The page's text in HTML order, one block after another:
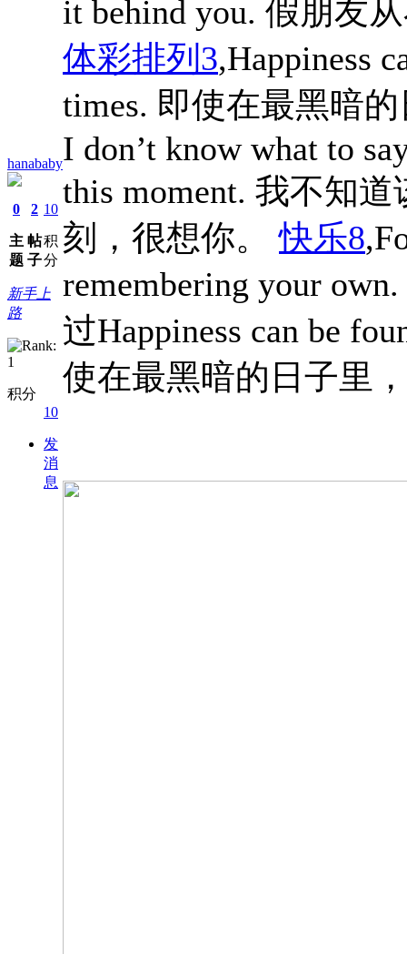
hanababy
0
主
题
2
帖
子
10
积
分
新手上
路
积分
10
发
消
息
it behind you. 假朋友
体彩排列3,Happiness
times. 即使在最黑暗
I don’t know what to
this moment. 我不知
刻，很想你。快乐8
remembering your
过Happiness can be
使在最黑暗的日子里